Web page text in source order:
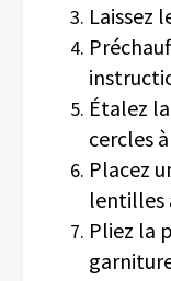
Laissez
Étalez
cercles
Placez
lentilles
Pliez la